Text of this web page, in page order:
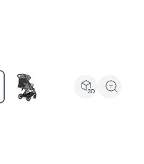
Prohlédnout
Přiblížit